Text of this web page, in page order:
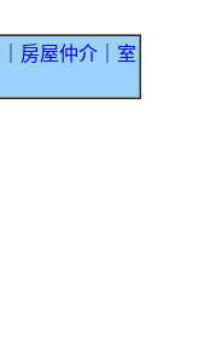
房屋仲介｜ 室